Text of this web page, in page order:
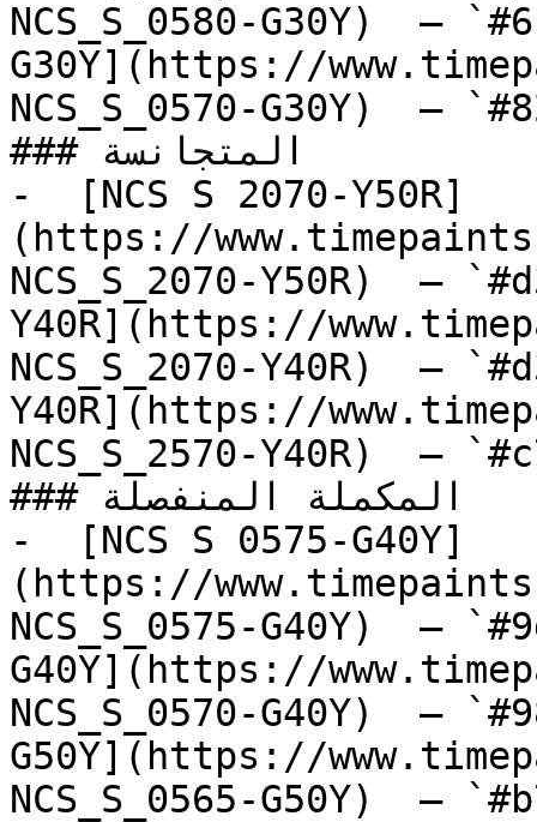
NCS_S_0580-G30Y)  —
G30Y](https://
NCS_S_0570-G30Y)  —
### المتجانسة
-  [NCS S 2070-Y50R]
(https://
NCS_S_2070-Y50R)  —
Y40R](https://
NCS_S_2070-Y40R)  —
Y40R](https://
NCS_S_2570-Y40R)  —
### المكملة المنفصلة
-  [NCS S 0575-G40Y]
(https://
NCS_S_0575-G40Y)  —
G40Y](https://
NCS_S_0570-G40Y)  —
G50Y](https://
NCS_S_0565-G50Y)  —